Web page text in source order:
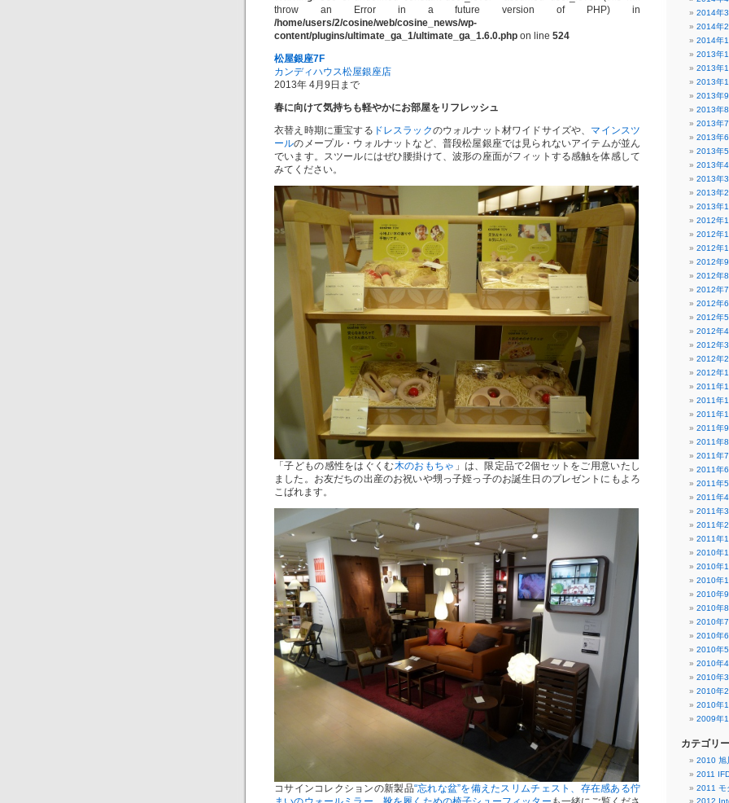
throw an Error in a future version of PHP) in
/home/users/2/cosine/web/cosine_news/wp-
content/plugins/ultimate_ga_1/ultimate_ga_1.6.0.php on line 524
松屋銀座7F
カンディハウス松屋銀座店
2013年 4月9日まで
春に向けて気持ちも軽やかにお部屋をリフレッシュ
衣替え時期に重宝する ドレスラックのウォルナット材ワイドサイズや、 マインスツ
ールのメープル・ウォルナットなど、普段松屋銀座では見られないアイテムが並ん
でいます。スツールにはぜひ腰掛けて、波形の座面がフィットする感触を体感して
みてください。
「子どもの感性をはぐくむ木のおもちゃ 」は、限定品で2個セットをご用意いたし
ました。お友だちの出産のお祝いや甥っ子姪っ子のお誕生日のプレゼントにもよろ
こばれます。
コサインコレクションの新製品“忘れな盆”を備えたスリムチェスト、存在感ある佇
2014年3
2014年2
2014年1
2013年
2013年
2013年
2013年9
2013年8
2013年7
2013年6
2013年5
2013年4
2013年3
2013年2
2013年1
2012年
2012年
2012年
2012年9
2012年8
2012年7
2012年6
2012年5
2012年4
2012年3
2012年2
2012年1
2011年
2011年
2011年
2011年9
2011年8
2011年7
2011年6
2011年5
2011年4
2011年3
2011年2
2011年1
2010年
2010年
2010年
2010年9
2010年8
2010年7
2010年6
2010年5
2010年4
2010年3
2010年2
2010年1
2009年
カテゴリー
2010 旭
2011
2011 モ
2012